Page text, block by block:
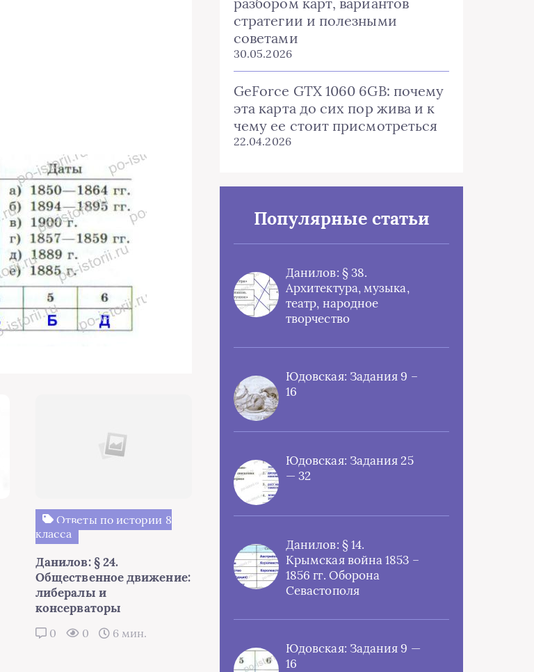
Ответы по истории 8
класса
Данилов: § 24.
Общественное движение:
либералы и
консерваторы
0 0 6 мин.
стратегии и полезными
советами
30.05.2026
GeForce GTX 1060 6GB: почему
эта карта до сих пор жива и к
чему ее стоит присмотреться
22.04.2026
Популярные статьи
Данилов: § 38.
Архитектура, музыка,
театр, народное
творчество
Юдовская: Задания 9 –
16
Юдовская: Задания 25
— 32
Данилов: § 14.
Крымская война 1853 –
1856 гг. Оборона
Севастополя
Юдовская: Задания 9 —
16